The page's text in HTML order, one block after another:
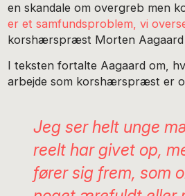
en skandale om overgreb men
er et samfundsproblem, vi
korshærspræst Morten Aagaard
I teksten fortalte Aagaard om,
arbejde som korshærspræst er
Jeg ser helt unge
reelt har givet op,
fører sig frem, som